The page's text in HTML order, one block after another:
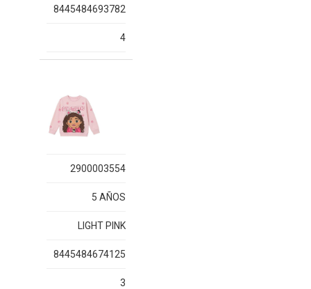
8445484693782
4
2900003554
5 AÑOS
LIGHT PINK
8445484674125
3